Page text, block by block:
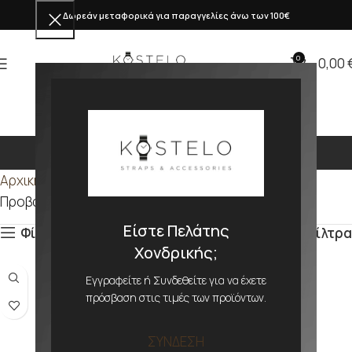
Είστε Πελάτης
Χονδρικής;
Εγγραφείτε ή Συνδεθείτε για να έχετε
πρόσβαση στις τιμές των προϊόντων.
ΣΥΝΔΕΣΗ
Δωρεάν μεταφορικά για παραγγελίες άνω των 100€
0 0,00
Καφέ
Αρχική σελίδα
Προβάλλονται όλα - 32 αποτελέσματα
Φίλτρα
Φίλτρα